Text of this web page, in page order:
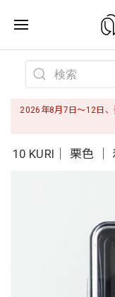
2026年8月7日〜12日、
10 KURI｜ 栗色